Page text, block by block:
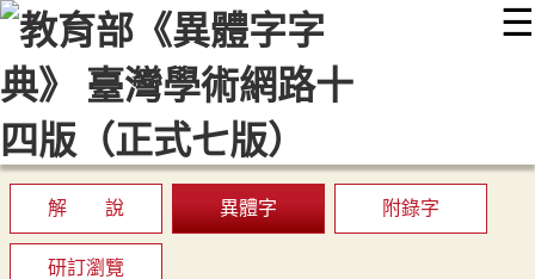
☰
::: 最新消息 常見問題 編輯說明
顯示模式
解 說 異體字 附錄字
研訂瀏覽